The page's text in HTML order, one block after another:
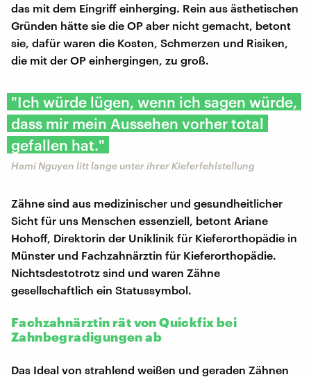
das mit dem Eingriff einherging. Rein aus ästhetischen
Gründen hätte sie die OP aber nicht gemacht, betont
sie, dafür waren die Kosten, Schmerzen und Risiken,
die mit der OP einhergingen, zu groß.
"Ich würde lügen, wenn ich sagen würde,
dass mir mein Aussehen vorher total
gefallen hat."
Hami Nguyen litt lange unter ihrer Kieferfehlstellung
Zähne sind aus medizinischer und gesundheitlicher
Sicht für uns Menschen essenziell, betont Ariane
Hohoff, Direktorin der Uniklinik für Kieferorthopädie in
Münster und Fachzahnärztin für Kieferorthopädie.
Nichtsdestotrotz sind und waren Zähne
gesellschaftlich ein Statussymbol.
Fachzahnärztin rät von Quickfix bei
Zahnbegradigungen ab
Das Ideal von strahlend weißen und geraden Zähnen